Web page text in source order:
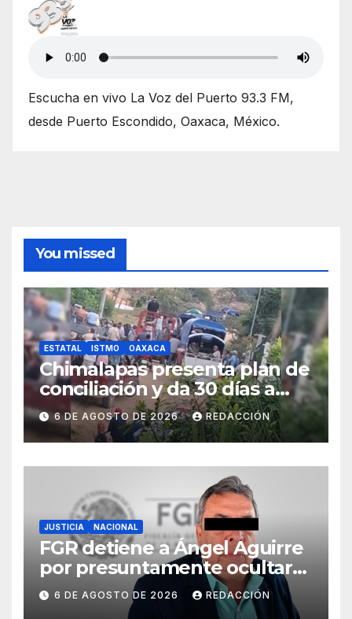
Escucha en vivo La Voz del Puerto 93.3 FM,
desde Puerto Escondido, Oaxaca, México.
You missed
ESTATAL ISTMO OAXACA
Chimalapas presenta plan de
conciliación y da 30 días a
ejidos chiapanecos para
definir situación territorial
6 DE AGOSTO DE 2026 REDACCIÓN
JUSTICIA NACIONAL
FGR detiene a Ángel Aguirre
por presuntamente ocultar
evidencias del caso
Ayotzinapa
6 DE AGOSTO DE 2026 REDACCIÓN